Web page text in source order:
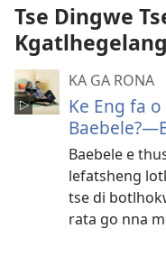
Tse Dingwe
Kgatlhegelang
KA GA RONA
Ke Eng fa
Baebele e
lefatsheng
tse di
rata go nna